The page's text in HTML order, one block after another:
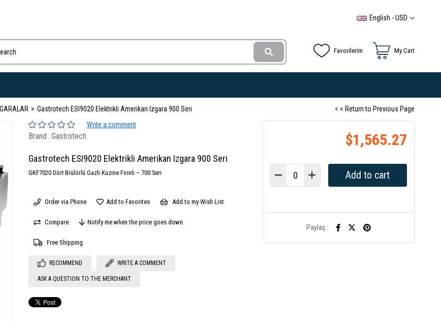
English - USD
My Cart
Favorilerim
Gastrotech ESI9020 Elektrikli Amerikan Izgara 900 Seri
< < Return to Previous Page
Write a comment
Brand : Gastrotech
Gastrotech ESI9020 Elektrikli Amerikan Izgara 900 Seri
GKF7020 Dört Brülörlü Gazlı Kuzine Fırınlı – 700 Seri
Order via Phone Add to Favorites Add to my Wish List
Compare Notify me when the price goes down
Free Shipping
RECOMMEND WRITE A COMMENT
ASK A QUESTION TO THE MERCHANT
$1,565.27
Paylaş :